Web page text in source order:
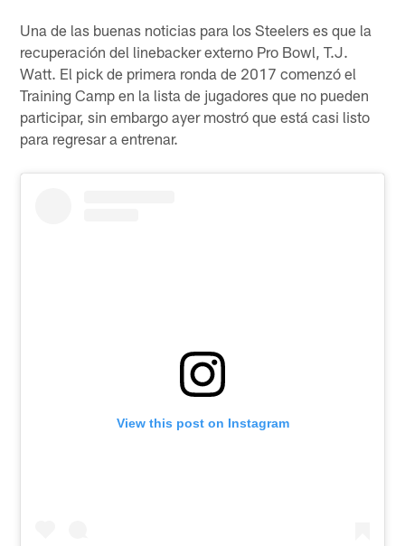
Una de las buenas noticias para los Steelers es que la
recuperación del linebacker externo Pro Bowl, T.J.
Watt. El pick de primera ronda de 2017 comenzó el
Training Camp en la lista de jugadores que no pueden
participar, sin embargo ayer mostró que está casi listo
para regresar a entrenar.
View this post on Instagram